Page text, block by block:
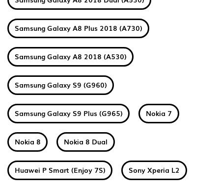
Samsung Galaxy A8 Plus 2018 (A730)
Samsung Galaxy A8 2018 (A530)
Samsung Galaxy S9 (G960)
Samsung Galaxy S9 Plus (G965) Nokia 7
Nokia 8 Nokia 8 Dual
Huawei P Smart (Enjoy 7S) Sony Xperia L2